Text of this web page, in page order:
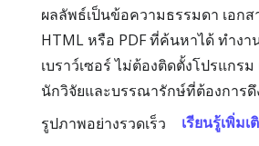
ผลลัพธ์เป็นข้อความธรรมดา เอกส
HTML หรือ PDF ที่ค้นหาได้ ทำง
เบราว์เซอร์ ไม่ต้องติดตั้งโปรแกร
นักวิจัยและบรรณารักษ์ที่ต้องการ
รูปภาพอย่างรวดเร็ว
เรียนรู้เพิ่มเ